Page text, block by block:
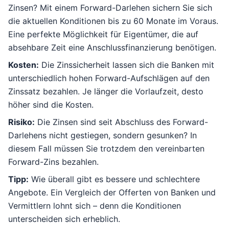
Zinsen? Mit einem Forward-Darlehen sichern Sie sich
die aktuellen Konditionen bis zu 60 Monate im Voraus.
Eine perfekte Möglichkeit für Eigentümer, die auf
absehbare Zeit eine Anschlussfinanzierung benötigen.
Kosten: Die Zinssicherheit lassen sich die Banken mit
unterschiedlich hohen Forward-Aufschlägen auf den
Zinssatz bezahlen. Je länger die Vorlaufzeit, desto
höher sind die Kosten.
Risiko: Die Zinsen sind seit Abschluss des Forward-
Darlehens nicht gestiegen, sondern gesunken? In
diesem Fall müssen Sie trotzdem den vereinbarten
Forward-Zins bezahlen.
Tipp: Wie überall gibt es bessere und schlechtere
Angebote. Ein Vergleich der Offerten von Banken und
Vermittlern lohnt sich – denn die Konditionen
unterscheiden sich erheblich.